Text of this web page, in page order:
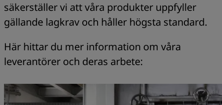
säkerställer vi att våra produkter uppfyller
gällande lagkrav och håller högsta standard.
Här hittar du mer information om våra
leverantörer och deras arbete: